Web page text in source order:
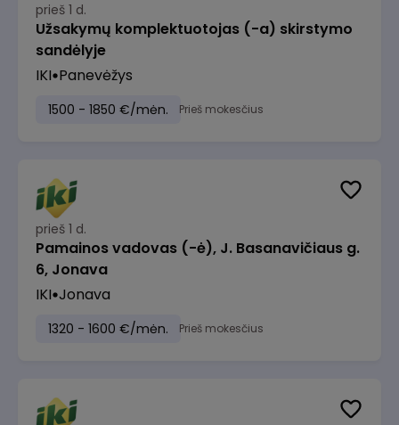
prieš 1 d.
Užsakymų komplektuotojas (-a) skirstymo
sandėlyje
IKI Panevėžys
1500 - 1850 €/mėn. Prieš mokesčius
prieš 1 d.
Pamainos vadovas (-ė), J. Basanavičiaus g.
6, Jonava
IKI Jonava
1320 - 1600 €/mėn. Prieš mokesčius